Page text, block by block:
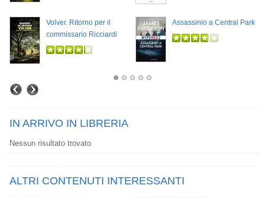
Volver. Ritorno per il
commissario Ricciardi
Assassinio a Central Park
IN ARRIVO IN LIBRERIA
Nessun risultato trovato
ALTRI CONTENUTI INTERESSANTI